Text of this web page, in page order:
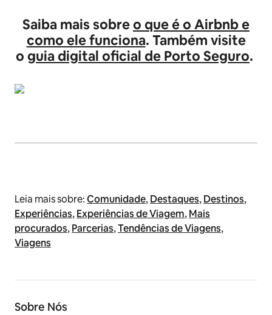
Saiba mais sobreo que é o Airbnb e
como ele funciona. Também visite
o guia digital oficial de Porto Seguro.
Leia mais sobre:Comunidade,Destaques,Destinos,
Experiências,Experiências de Viagem,Mais
procurados,Parcerias,Tendências de Viagens,
Viagens
Sobre Nós